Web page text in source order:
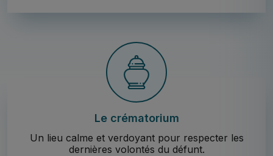
Le crématorium
Un lieu calme et verdoyant pour respecter les
dernières volontés du défunt.